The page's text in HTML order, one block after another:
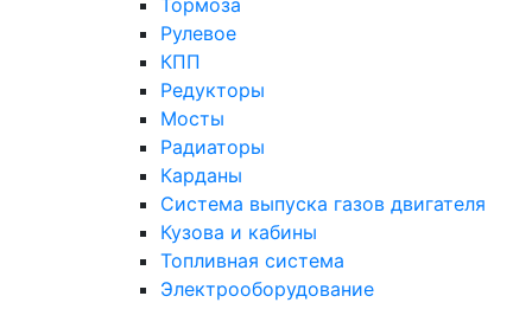
Рулевое
КПП
Редукторы
Мосты
Радиаторы
Карданы
Система выпуска газов двигателя
Кузова и кабины
Топливная система
Электрооборудование